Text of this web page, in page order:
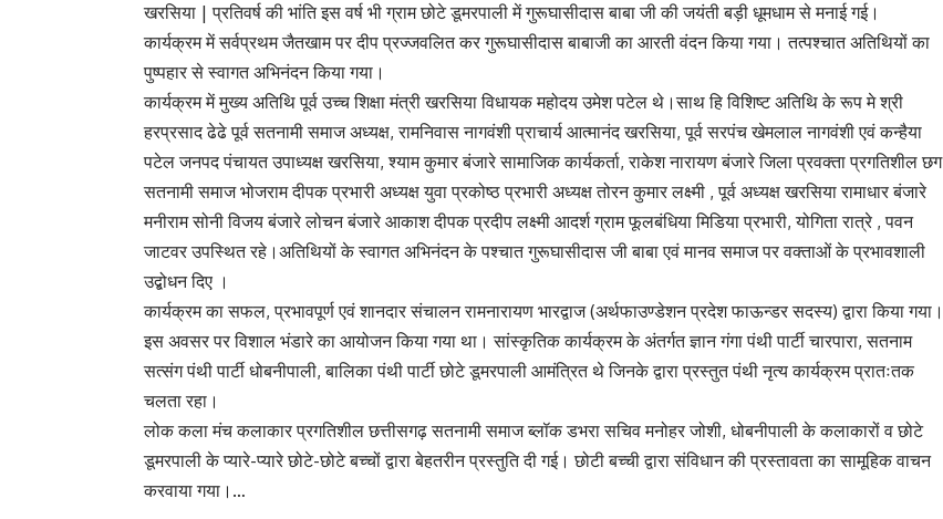
खरसिया | प्रतिवर्ष की भांति इस वर्ष भी ग्राम छोटे डूमरपाली में गुरूघासीदास बाबा जी की जयंती बड़ी धूमधाम से मनाई गई।
कार्यक्रम में सर्वप्रथम जैतखाम पर दीप प्रज्जवलित कर गुरूघासीदास बाबाजी का आरती वंदन किया गया। तत्पश्चात अतिथियों का
पुष्पहार से स्वागत अभिनंदन किया गया।
कार्यक्रम में मुख्य अतिथि पूर्व उच्च शिक्षा मंत्री खरसिया विधायक महोदय उमेश पटेल थे।साथ हि विशिष्ट अतिथि के रूप मे श्री
हरप्रसाद ढेढे पूर्व सतनामी समाज अध्यक्ष, रामनिवास नागवंशी प्राचार्य आत्मानंद खरसिया, पूर्व सरपंच खेमलाल नागवंशी एवं कन्हैया
पटेल जनपद पंचायत उपाध्यक्ष खरसिया, श्याम कुमार बंजारे सामाजिक कार्यकर्ता, राकेश नारायण बंजारे जिला प्रवक्ता प्रगतिशील छग
सतनामी समाज भोजराम दीपक प्रभारी अध्यक्ष युवा प्रकोष्ठ प्रभारी अध्यक्ष तोरन कुमार लक्ष्मी , पूर्व अध्यक्ष खरसिया रामाधार बंजारे
मनीराम सोनी विजय बंजारे लोचन बंजारे आकाश दीपक प्रदीप लक्ष्मी आदर्श ग्राम फूलबंधिया मिडिया प्रभारी, योगिता रात्रे , पवन
जाटवर उपस्थित रहे।अतिथियों के स्वागत अभिनंदन के पश्चात गुरूघासीदास जी बाबा एवं मानव समाज पर वक्ताओं के प्रभावशाली
उद्बोधन दिए ।
कार्यक्रम का सफल, प्रभावपूर्ण एवं शानदार संचालन रामनारायण भारद्वाज (अर्थफाउण्डेशन प्रदेश फाऊन्डर सदस्य) द्वारा किया गया।
इस अवसर पर विशाल भंडारे का आयोजन किया गया था। सांस्कृतिक कार्यक्रम के अंतर्गत ज्ञान गंगा पंथी पार्टी चारपारा, सतनाम
सत्संग पंथी पार्टी धोबनीपाली, बालिका पंथी पार्टी छोटे डूमरपाली आमंत्रित थे जिनके द्वारा प्रस्तुत पंथी नृत्य कार्यक्रम प्रातःतक
चलता रहा।
लोक कला मंच कलाकार प्रगतिशील छत्तीसगढ़ सतनामी समाज ब्लॉक डभरा सचिव मनोहर जोशी, धोबनीपाली के कलाकारों व छोटे
डूमरपाली के प्यारे-प्यारे छोटे-छोटे बच्चों द्वारा बेहतरीन प्रस्तुति दी गई। छोटी बच्ची द्वारा संविधान की प्रस्तावता का सामूहिक वाचन
करवाया गया।…